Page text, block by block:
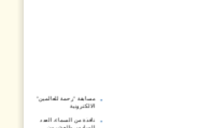
مسابقة "رحمة للعالمين"
الالكترونية
نافذة من السماء، العدد
السادس والعشرون.